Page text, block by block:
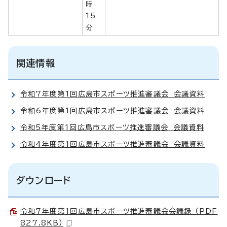
時
15
分
関連情報
令和7年度第1回広島市スポーツ推進審議会 会議資料
令和6年度第1回広島市スポーツ推進審議会 会議資料
令和5年度第1回広島市スポーツ推進審議会 会議資料
令和4年度第1回広島市スポーツ推進審議会 会議資料
ダウンロード
令和7年度第1回広島市スポーツ推進審議会会議録 （PDF
827.8KB）